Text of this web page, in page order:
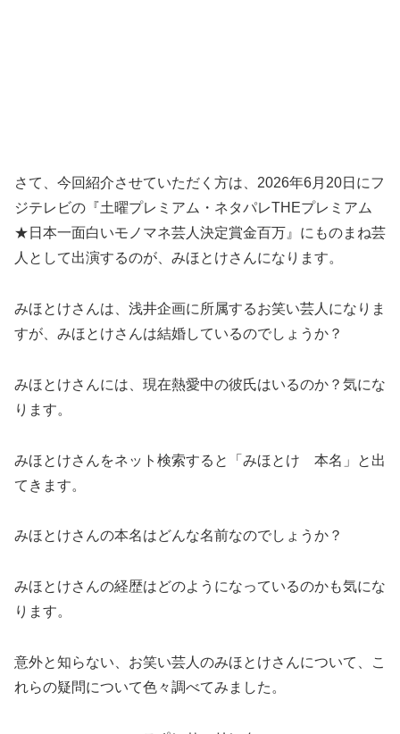
さて、今回紹介させていただく方は、2026年6月20日にフ
ジテレビの『土曜プレミアム・ネタパレTHEプレミアム
★日本一面白いモノマネ芸人決定賞金百万』にものまね芸
人として出演するのが、みほとけさんになります。
みほとけさんは、浅井企画に所属するお笑い芸人になりま
すが、みほとけさんは結婚しているのでしょうか？
みほとけさんには、現在熱愛中の彼氏はいるのか？気にな
ります。
みほとけさんをネット検索すると「みほとけ 本名」と出
てきます。
みほとけさんの本名はどんな名前なのでしょうか？
みほとけさんの経歴はどのようになっているのかも気にな
ります。
意外と知らない、お笑い芸人のみほとけさんについて、こ
れらの疑問について色々調べてみました。